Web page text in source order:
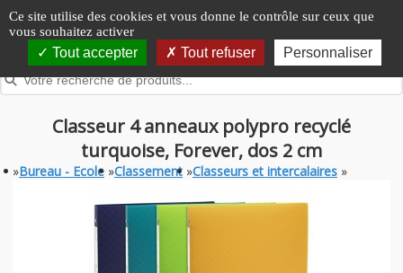
Panneau de gestion des cookies
Ce site utilise des cookies et vous donne le contrôle sur ceux que
vous souhaitez activer
Tout accepter Tout refuser Personnaliser
Classeur 4 anneaux polypro recyclé
turquoise, Forever, dos 2 cm
»Bureau - Ecole »Classement »Classeurs et intercalaires »